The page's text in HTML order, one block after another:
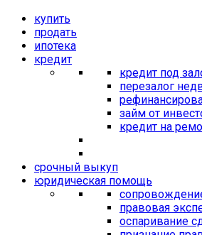
купить
продать
ипотека
кредит
кредит под
перезалог
займ от
кредит на
срочный выкуп
юридическая помощь
правовая
оспаривание